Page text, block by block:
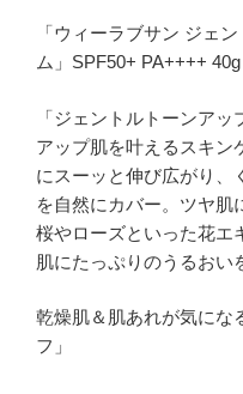
「ウィーラブサン ジェ
ム」SPF50+ PA++++
「ジェントルトーンア
アップ肌を叶えるスキン
にスーッと伸び広がり、
を自然にカバー。ツヤ肌
桜やローズといった花エ
肌にたっぷりのうるおい
乾燥肌＆肌あれが気にな
フ」